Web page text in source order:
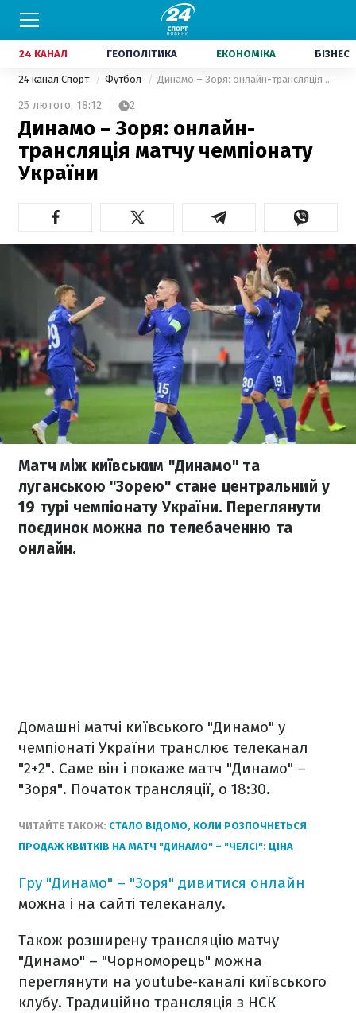
24 КАНАЛ ГЕОПОЛІТИКА ЕКОНОМІКА БІЗНЕС
24 канал Спорт Футбол Динамо – Зоря: онлайн-трансляція матчу чемпіонату України
25 лютого, 18:12 2
Динамо – Зоря: онлайн-
трансляція матчу чемпіонату
України
Матч між київським "Динамо" та
луганською "Зорею" стане центральний у
19 турі чемпіонату України. Переглянути
поєдинок можна по телебаченню та
онлайн.
Домашні матчі київського "Динамо" у
чемпіонаті України транслює телеканал
"2+2". Саме він і покаже матч "Динамо" –
"Зоря". Початок трансляції, о 18:30.
ЧИТАЙТЕ ТАКОЖ: СТАЛО ВІДОМО, КОЛИ РОЗПОЧНЕТЬСЯ
ПРОДАЖ КВИТКІВ НА МАТЧ "ДИНАМО" – "ЧЕЛСІ": ЦІНА
Гру "Динамо" – "Зоря" дивитися онлайн
можна і на сайті телеканалу.
Також розширену трансляцію матчу
"Динамо" – "Чорноморець" можна
переглянути на youtube-каналі київського
клубу. Традиційно трансляція з НСК